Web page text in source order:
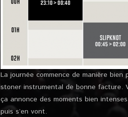
La journée commence de manière bien
stoner instrumental de bonne facture.
ça annonce des moments bien
puis s’en vont.